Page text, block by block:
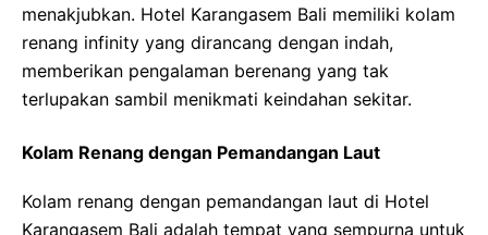
menakjubkan. Hotel Karangasem Bali memiliki kolam
renang infinity yang dirancang dengan indah,
memberikan pengalaman berenang yang tak
terlupakan sambil menikmati keindahan sekitar.
Kolam Renang dengan Pemandangan Laut
Kolam renang dengan pemandangan laut di Hotel
Karangasem Bali adalah tempat yang sempurna untuk